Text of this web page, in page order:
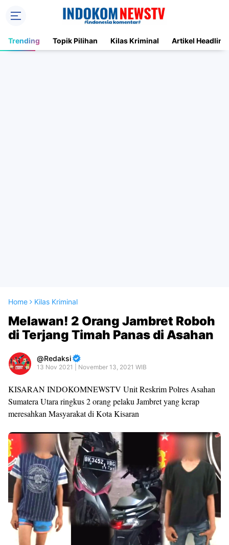
Trending Topik Pilihan Kilas Kriminal Artikel Headline
Home Kilas Kriminal
Melawan! 2 Orang Jambret Roboh
di Terjang Timah Panas di Asahan
Redaksi
13 Nov 2021 | November 13, 2021 WIB
KISARAN INDOKOMNEWSTV Unit Reskrim Polres Asahan
Sumatera Utara ringkus 2 orang pelaku Jambret yang kerap
meresahkan Masyarakat di Kota Kisaran